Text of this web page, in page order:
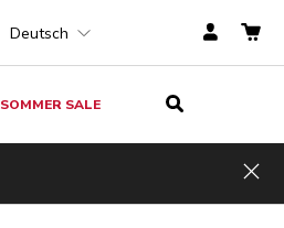
Deutsch
SOMMER SALE